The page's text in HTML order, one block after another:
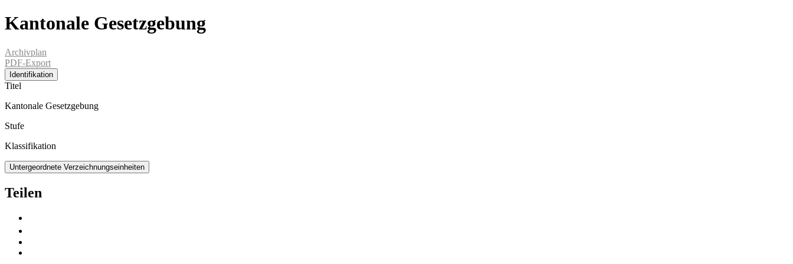
Kantonale Gesetzgebung
Archivplan
PDF-Export
Identifikation
Titel
Kantonale Gesetzgebung
Stufe
Klassifikation
Untergeordnete Verzeichnungseinheiten
Teilen